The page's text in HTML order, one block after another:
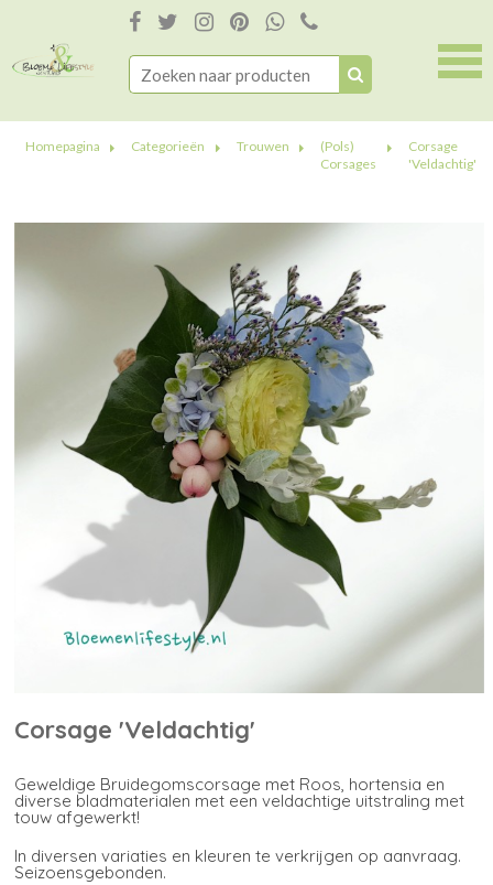
Homepagina Categorieën Trouwen
(Pols)
Corsages
Corsage
'Veldachtig'
Corsage 'Veldachtig'
Geweldige Bruidegomscorsage met Roos, hortensia en
diverse bladmaterialen met een veldachtige uitstraling met
touw afgewerkt!
In diversen variaties en kleuren te verkrijgen op aanvraag.
Seizoensgebonden.